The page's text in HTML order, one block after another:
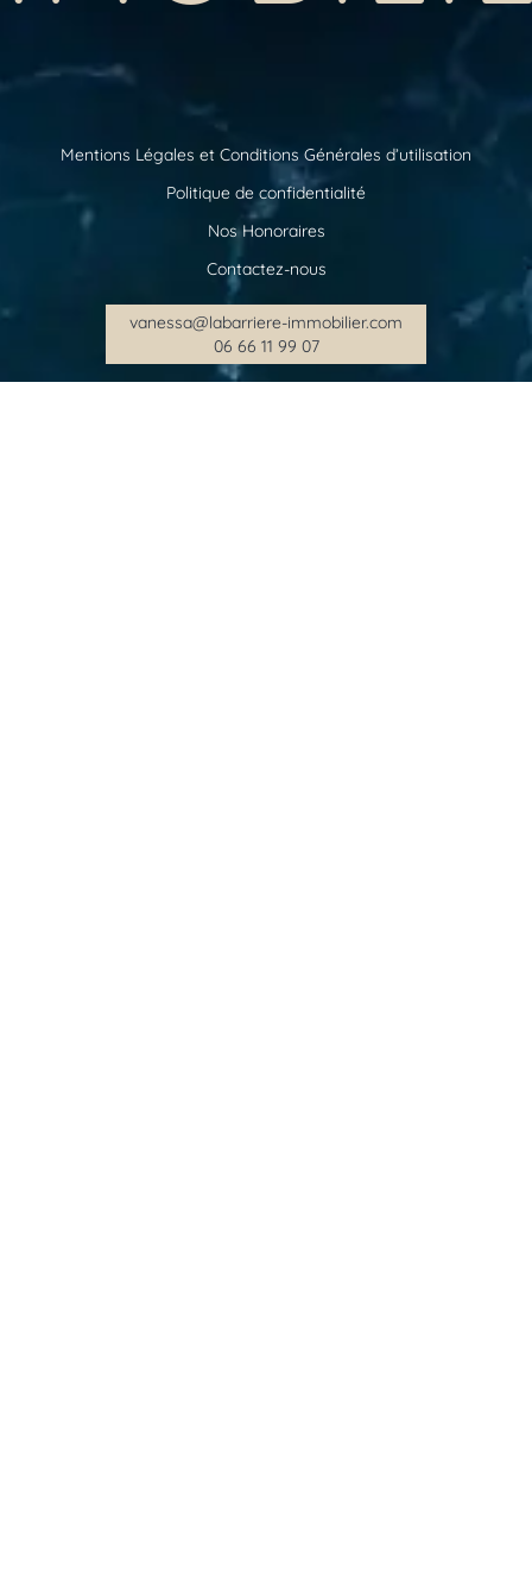
Mentions Légales et Conditions Générales d’utilisation
Politique de confidentialité
Nos Honoraires
Contactez-nous
vanessa@labarriere-immobilier.com
06 66 11 99 07